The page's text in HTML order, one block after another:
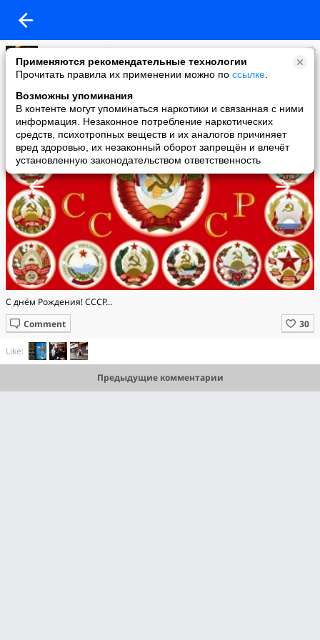
Применяются рекомендательные технологии
Прочитать правила их применении можно по ссылке
Возможны упоминания
В контенте могут упоминаться наркотики и связанная с ними
информация. Незаконное потребление наркотических
средств, психотропных веществ и их аналогов причиняет
вред здоровью, их незаконный оборот запрещён и влечёт
установленную законодательством ответственность
владимир рябченко
added a photo
30 Dec в 10:58
С днём Рождения! СССР...
Comment
Like:
Предыдущие комментарии